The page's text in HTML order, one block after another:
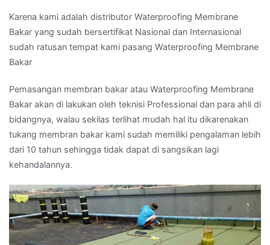
Karena kami adalah distributor Waterproofing Membrane
Bakar yang sudah bersertifikat Nasional dan Internasional
sudah ratusan tempat kami pasang Waterproofing Membrane
Bakar
Pemasangan membran bakar atau Waterproofing Membrane
Bakar akan di lakukan oleh teknisi Professional dan para ahli di
bidangnya, walau sekilas terlihat mudah hal itu dikarenakan
tukang membran bakar kami sudah memiliki pengalaman lebih
dari 10 tahun sehingga tidak dapat di sangsikan lagi
kehandalannya.